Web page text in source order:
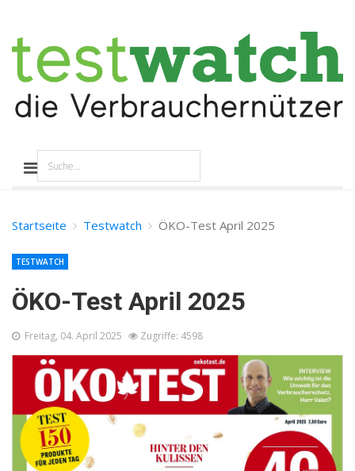
Startseite Testwatch ÖKO-Test April 2025
ÖKO-Test April 2025
TESTWATCH
Freitag, 04. April 2025 Zugriffe: 4598